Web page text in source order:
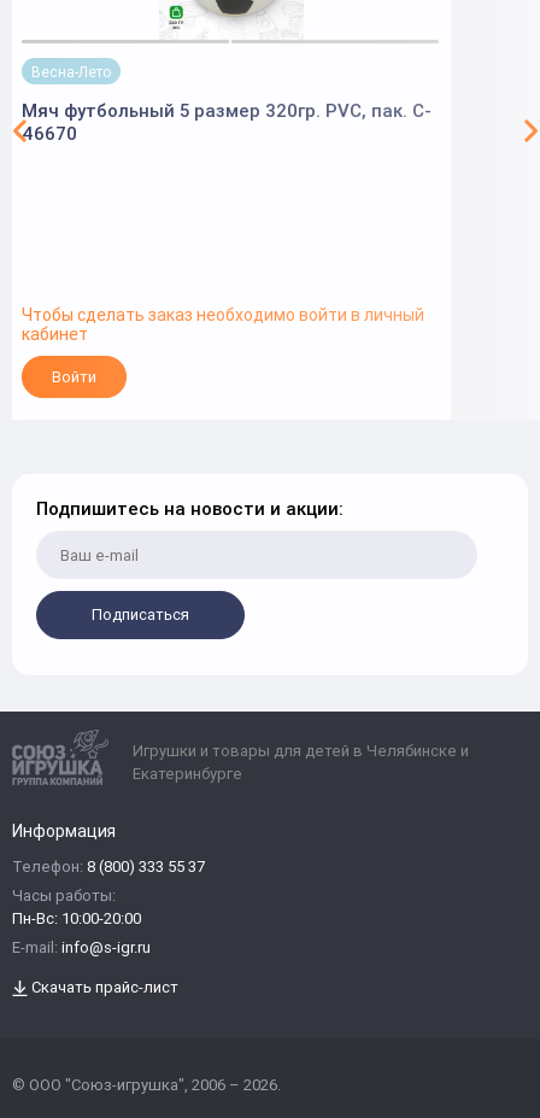
Весна-Лето
Мяч футбольный 5 размер 320гр. PVC, пак. C-
46670
Чтобы сделать заказ необходимо войти в личный
кабинет
Войти
Подпишитесь на новости и акции:
Подписаться
Игрушки и товары для детей в Челябинске и
Екатеринбурге
Информация
Телефон: 8 (800) 333 55 37
Часы работы:
Пн-Вс: 10:00-20:00
E-mail: info@s-igr.ru
Скачать прайс-лист
© ООО "Союз-игрушка", 2006 – 2026.